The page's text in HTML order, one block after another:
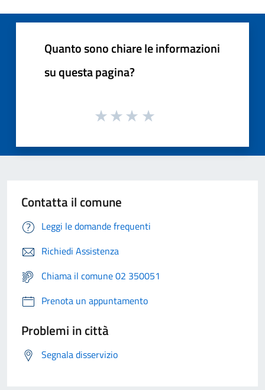
Quanto sono chiare le informazioni
su questa pagina?
Contatta il comune
Leggi le domande frequenti
Richiedi Assistenza
Chiama il comune 02 350051
Prenota un appuntamento
Problemi in città
Segnala disservizio